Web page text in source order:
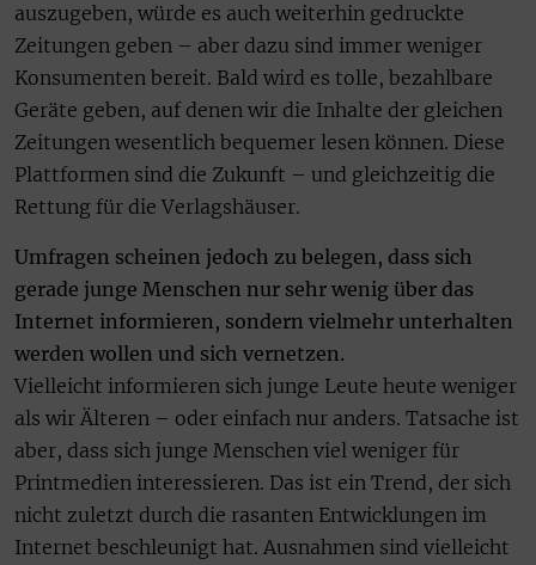
auszugeben, würde es auch weiterhin gedruckte
Zeitungen geben – aber dazu sind immer weniger
Konsumenten bereit. Bald wird es tolle, bezahlbare
Geräte geben, auf denen wir die Inhalte der gleichen
Zeitungen wesentlich bequemer lesen können. Diese
Plattformen sind die Zukunft – und gleichzeitig die
Rettung für die Verlagshäuser.
Umfragen scheinen jedoch zu belegen, dass sich
gerade junge Menschen nur sehr wenig über das
Internet informieren, sondern vielmehr unterhalten
werden wollen und sich vernetzen.
Vielleicht informieren sich junge Leute heute weniger
als wir Älteren – oder einfach nur anders. Tatsache ist
aber, dass sich junge Menschen viel weniger für
Printmedien interessieren. Das ist ein Trend, der sich
nicht zuletzt durch die rasanten Entwicklungen im
Internet beschleunigt hat. Ausnahmen sind vielleicht